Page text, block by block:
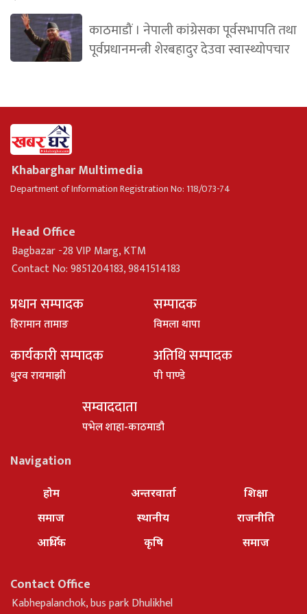
काठमाडौं । नेपाली कांग्रेसका पूर्वसभापति तथा
पूर्वप्रधानमन्त्री शेरबहादुर देउवा स्वास्थ्योपचार
Khabarghar Multimedia
Department of Information Registration No: 118/073-74
Head Office
Bagbazar -28 VIP Marg, KTM
Contact No: 9851204183, 9841514183
प्रधान सम्पादक
हिरामान तामाङ
सम्पादक
विमला थापा
कार्यकारी सम्पादक
धु्रव रायमाझी
अतिथि सम्पादक
पी पाण्डे
सम्वाददाता
पभेल शाहा-काठमाडौ
Navigation
होम
समाज
आर्थिक
अन्तरवार्ता
स्थानीय
कृषि
शिक्षा
राजनीति
समाज
Contact Office
Kabhepalanchok, bus park Dhulikhel